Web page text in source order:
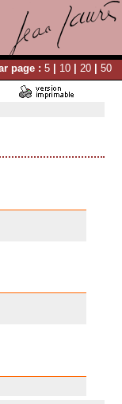
page : 5 | 10 | 20 | 50